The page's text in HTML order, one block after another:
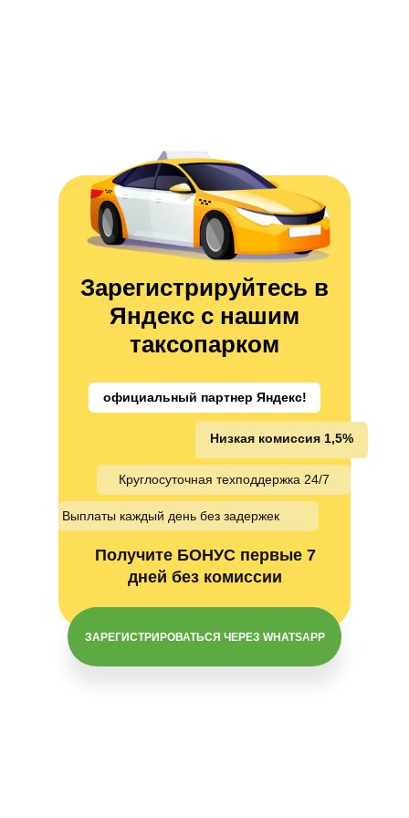
Зарегистрируйтесь в
Яндекс с нашим
таксопарком
Низкая комиссия 1,5%
Круглосуточная техподдержка 24/7
Получите БОНУС первые 7
дней без комиссии
ЗАРЕГИСТРИРОВАТЬСЯ ЧЕРЕЗ WHATSAPP
Выплаты каждый день без задержек
официальный партнер Яндекс!